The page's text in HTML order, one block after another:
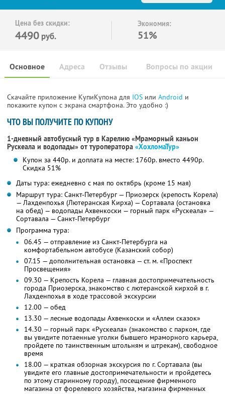
Цена без скидки:
4490 руб.
Экономия:
51%
Основное Отзывы Вопросы по акции
Адреса
Скачайте приложение КупиКупона для IOS или Android и
покажите купон с экрана смартфона. Это удобно :)
ЧТО ВЫ ПОЛУЧИТЕ ПО КУПОНУ
1-дневный автобусный тур в Карелию «Мраморный каньон
Рускеала и водопады» от туроператора «ХохломаТур»
Купон за 440р. и доплата на месте: 1760р. вместо 4490р.
Скидка 51%
Даты тура: ежедневно с мая по октябрь (кроме 15 мая)
Маршрут тура: Санкт-Петербург — Приозерск (крепость Корела)
— Лахденпохья (Лютеранская Кирха) — Сортавала (остановка
на обед) — водопады Ахвенкоски — горный парк «Рускеала» —
Сортавала — Санкт-Петербург
Программа тура:
06.45 — отправление из Санкт-Петербурга на
комфортабельном автобусе (Казанский собор)
07.15 — дополнительная остановка — ст. м. «Проспект
Просвещения»
09.30 — Крепость Корела — главная достопримечательность
города Приозерска, знакомство с лютеранской кирхой в г.
Лахденпохья в ходе трассовой экскурсии
12.00 — обед
13.30 — лесные водопады Ахвенкоски и «Аллеи сказок»
14.30 — горный парк «Рускеала» (знакомство с парком, где
вы увидите потаенные уголки бывшего мраморного карьера,
пройдете по таинственным штольням и штрекам), свободное
время
18.00 — краткая обзорная экскурсия по г. Сортавала (вы
увидите его главные достопримечательности и пройдетесь
по этому старинному городу), посещение фирменного
магазина от форелевого хозяйства, магазина фирменных